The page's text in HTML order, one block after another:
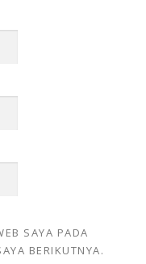
SAYA PADA
BERIKUTNYA.